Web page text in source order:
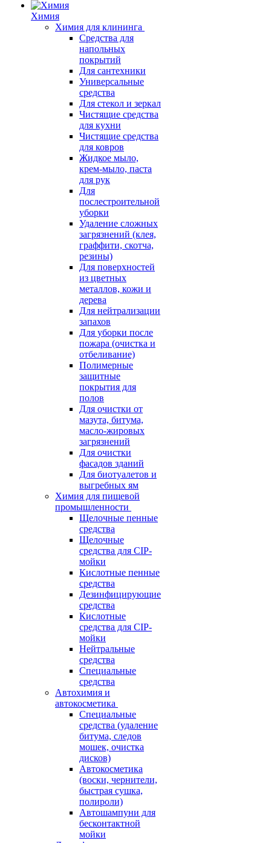
Химия
Химия для клининга
Средства для
напольных
покрытий
Для сантехники
Универсальные
средства
Для стекол и зеркал
Чистящие средства
для кухни
Чистящие средства
для ковров
Жидкое мыло,
крем-мыло, паста
для рук
Для
послестроительной
уборки
Удаление сложных
загрязнений (клея,
граффити, скотча,
резины)
Для поверхностей
из цветных
металлов, кожи и
дерева
Для нейтрализации
запахов
Для уборки после
пожара (очистка и
отбеливание)
Полимерные
защитные
покрытия для
полов
Для очистки от
мазута, битума,
масло-жировых
загрязнений
Для очистки
фасадов зданий
Для биотуалетов и
выгребных ям
Химия для пищевой
промышленности
Щелочные пенные
средства
Щелочные
средства для CIP-
мойки
Кислотные пенные
средства
Дезинфицирующие
средства
Кислотные
средства для CIP-
мойки
Нейтральные
средства
Специальные
средства
Автохимия и
автокосметика
Специальные
средства (удаление
битума, следов
мошек, очистка
дисков)
Автокосметика
(воски, чернители,
быстрая сушка,
полироли)
Автошампуни для
бесконтактной
мойки